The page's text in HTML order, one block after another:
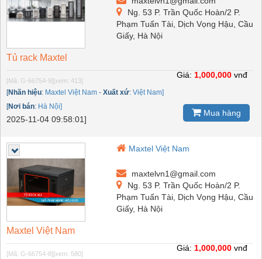
Ng. 53 P. Trần Quốc Hoàn/2 P.
Phạm Tuấn Tài, Dịch Vọng Hậu, Cầu
Giấy, Hà Nội
Tủ rack Maxtel
[Mã: G-66754-9] [xem: 413]
[Nhãn hiệu: Maxtel Việt Nam - Xuất xứ: Việt Nam]
[Nơi bán: Hà Nội]
2025-11-04 09:58:01]
Giá: 1,000,000 vnđ
Mua hàng
Maxtel Việt Nam
maxtelvn1@gmail.com
Ng. 53 P. Trần Quốc Hoàn/2 P.
Phạm Tuấn Tài, Dịch Vọng Hậu, Cầu
Giấy, Hà Nội
Maxtel Việt Nam
[Mã: G-66754-8] [xem: 580]
Giá: 1,000,000 vnđ